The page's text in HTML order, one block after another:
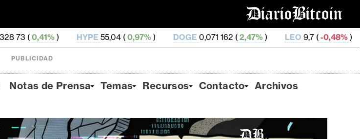
HYPE55,04 ( 0,97%) DOGE0,071 162 (2,47%) LEO9,7 (-0,48%) ZEC506,23 (
PUBLICIDAD
Notas de Prensa Temas Recursos Contacto Archivos